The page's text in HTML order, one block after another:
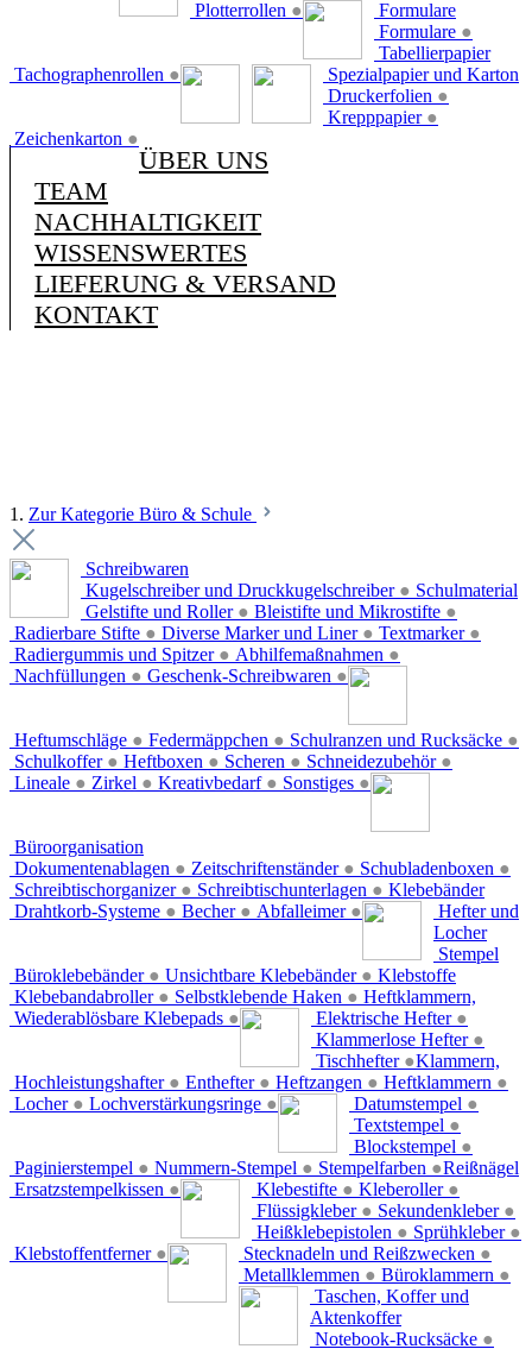
Plotterrollen ●
Formulare
Formulare ●
Tachographenrollen ●
Tabellierpapier
Spezialpapier und Karton
Druckerfolien ●
Krepppapier ●
Zeichenkarton ●
ÜBER UNS
TEAM
NACHHALTIGKEIT
WISSENSWERTES
LIEFERUNG & VERSAND
KONTAKT
1. Zur Kategorie Büro & Schule
Schreibwaren
Kugelschreiber und Druckkugelschreiber ●
Gelstifte und Roller ● Bleistifte und Mikrostifte ●
Radierbare Stifte ● Diverse Marker und Liner ● Textmarker ●
Radiergummis und Spitzer ● Abhilfemaßnahmen ●
Nachfüllungen ● Geschenk-Schreibwaren ●
Schulmaterial
Heftumschläge ● Federmäppchen ● Schulranzen und Rucksäcke ●
Schulkoffer ● Heftboxen ● Scheren ● Schneidezubehör ●
Lineale ● Zirkel ● Kreativbedarf ● Sonstiges ●
Büroorganisation
Dokumentenablagen ● Zeitschriftenständer ● Schubladenboxen ●
Schreibtischorganizer ● Schreibtischunterlagen ●
Drahtkorb-Systeme ● Becher ● Abfalleimer ●
Klebebänder
Büroklebebänder ● Unsichtbare Klebebänder ●
Klebebandabroller ● Selbstklebende Haken ●
Wiederablösbare Klebepads ●
Hefter und
Locher
Elektrische Hefter ●
Klammerlose Hefter ●
Tischhefter ●
Hochleistungshafter ● Enthefter ● Heftzangen ● Heftklammern ●
Locher ● Lochverstärkungsringe ●
Stempel
Datumstempel ●
Textstempel ●
Blockstempel ●
Paginierstempel ● Nummern-Stempel ● Stempelfarben ●
Ersatzstempelkissen ●
Klebstoffe
Klebestifte ● Kleberoller ●
Flüssigkleber ● Sekundenkleber ●
Heißklebepistolen ● Sprühkleber ●
Klebstoffentferner ●
Heftklammern,
Klammern,
Reißnägel
Stecknadeln und Reißzwecken ●
Metallklemmen ● Büroklammern ●
Taschen, Koffer und
Aktenkoffer
Notebook-Rucksäcke ●